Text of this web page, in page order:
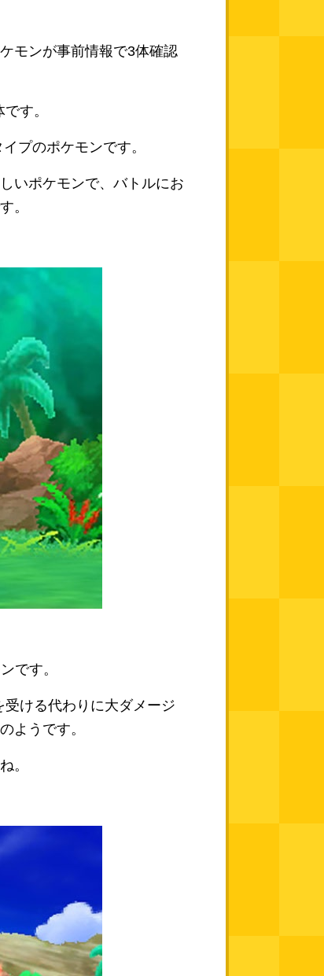
モンが事前情報で3体確認
す。
プのポケモンです。
いポケモンで、バトルにお
。
です。
ける代わりに大ダメージ
ようです。
。